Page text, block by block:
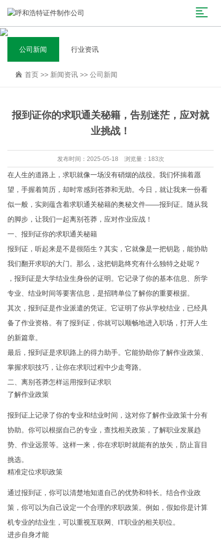
公司新闻 行业资讯
首页 >> 新闻资讯 >> 公司新闻
报到证你的求职通关秘籍，告别迷茫，应对就
业挑战！
发布时间：2025-05-18 浏览量：183次
在人生的道路上，求职就像一场没有硝烟的战役。我们怀揣着愿
望，手握着简历，却时常感到苍莽和无助。今日，就让我来一份看
似一般，实则蕴含着求职通关秘籍的奥秘文件——报到证。随从我
的脚步，让我们一起离别苍莽，应对作业应战！
一、报到证你的求职通关秘籍
报到证，听起来是不是很陌生？其实，它就像是一把钥匙，能协助
我们翻开求职的大门。那么，这把钥匙终究有什么独特之处呢？
，报到证是大学结业生身份的证明。它记录了你的基本信息、所学
专业、结业时间等要害信息，是招聘单位了解你的重要根据。
其次，报到证是作业派遣的凭证。它证明了你从学校结业，已经具
备了作业资格。有了报到证，你就可以顺畅地进入职场，打开人生
的新篇章。
最后，报到证是求职路上的得力助手。它能协助你了解作业政策、
掌握求职技巧，让你在求职过程中少走弯路。
二、离别苍莽怎样运用报到证求职
了解作业政策
报到证上记录了你的专业和结业时间，这对你了解作业政策十分有
协助。你可以根据自己的专业，查找相关政策，了解职业发展趋
势、作业远景等。这样一来，你在求职时就能有的放矢，防止盲目
挑选。
精准定位求职政策
通过报到证，你可以清楚地知道自己的优势和特长。结合作业政
策，你可以为自己设定一个合理的求职政策。例如，假如你是计算
机专业的结业生，可以重视互联网、IT职业的相关职位。
进步自身才能